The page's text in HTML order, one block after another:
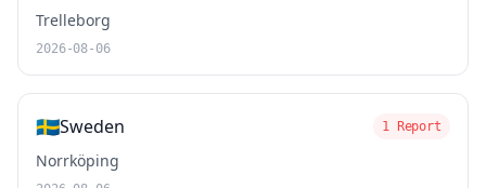
Trelleborg
2026-08-06
🇸🇪Sweden 1 Report
Norrköping